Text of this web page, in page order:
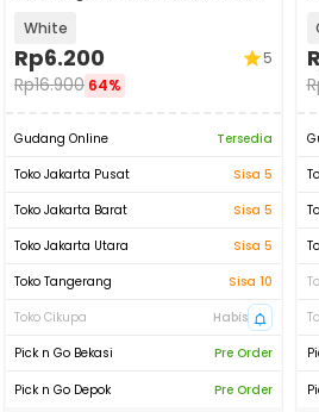
White
Rp6.200
Rp16.900 64%
5
Gudang Online
Tersedia
Toko Jakarta Pusat
Sisa 5
Toko Jakarta Barat
Sisa 5
Toko Jakarta Utara
Sisa 5
Toko Tangerang
Sisa 10
Toko Cikupa
Habis
Pick n Go Bekasi
Pre Order
Pick n Go Depok Pre Order